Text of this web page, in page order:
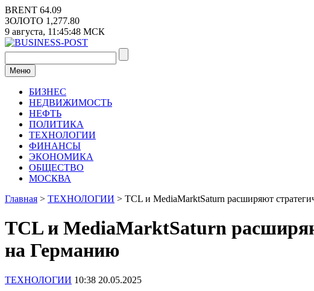
Перейти
к
содержимому
BRENT 64.09
ЗОЛОТО 1,277.80
9 августа, 11:45:49 МСК
Меню
БИЗНЕС
НЕДВИЖИМОСТЬ
НЕФТЬ
ПОЛИТИКА
ТЕХНОЛОГИИ
ФИНАНСЫ
ЭКОНОМИКА
ОБЩЕСТВО
МОСКВА
Главная > ТЕХНОЛОГИИ > TCL и MediaMarktSaturn расширяют
TCL и MediaMarktSaturn
на Германию
ТЕХНОЛОГИИ 10:38 20.05.2025